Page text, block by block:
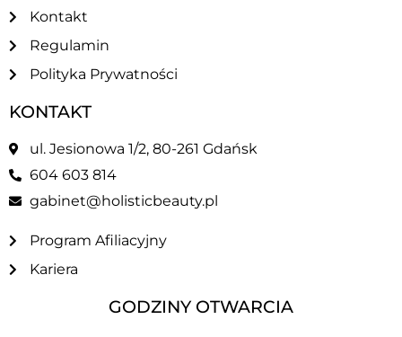
Kontakt
Regulamin
Polityka Prywatności
KONTAKT
ul. Jesionowa 1/2, 80-261 Gdańsk
604 603 814
gabinet@holisticbeauty.pl
Program Afiliacyjny
Kariera
GODZINY OTWARCIA